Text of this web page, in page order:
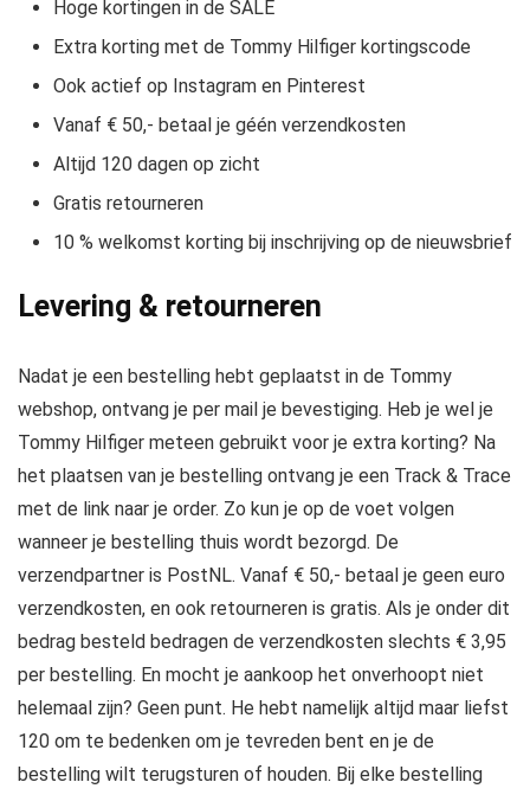
Hoge kortingen in de SALE
Extra korting met de Tommy Hilfiger kortingscode
Ook actief op Instagram en Pinterest
Vanaf € 50,- betaal je géén verzendkosten
Altijd 120 dagen op zicht
Gratis retourneren
10 % welkomst korting bij inschrijving op de nieuwsbrief
Levering & retourneren
Nadat je een bestelling hebt geplaatst in de Tommy
webshop, ontvang je per mail je bevestiging. Heb je wel je
Tommy Hilfiger meteen gebruikt voor je extra korting? Na
het plaatsen van je bestelling ontvang je een Track & Trace
met de link naar je order. Zo kun je op de voet volgen
wanneer je bestelling thuis wordt bezorgd. De
verzendpartner is PostNL. Vanaf € 50,- betaal je geen euro
verzendkosten, en ook retourneren is gratis. Als je onder dit
bedrag besteld bedragen de verzendkosten slechts € 3,95
per bestelling. En mocht je aankoop het onverhoopt niet
helemaal zijn? Geen punt. He hebt namelijk altijd maar liefst
120 om te bedenken om je tevreden bent en je de
bestelling wilt terugsturen of houden. Bij elke bestelling